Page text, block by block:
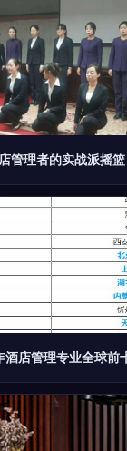
管理者的实战派摇篮